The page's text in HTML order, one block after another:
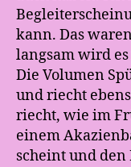
kann. Das
langsam wird
Die Volumen
und riecht
riecht, wie im
einem
scheint und den